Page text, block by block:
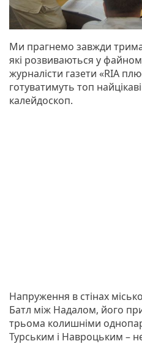
Ми прагнемо завжди
які розвиваються у
журналісти газети «RIA
готуватимуть топ
калейдоскоп.
Напруження в стінах
Батл між Надалом, його
трьома колишніми
Турським і Навроцьким –